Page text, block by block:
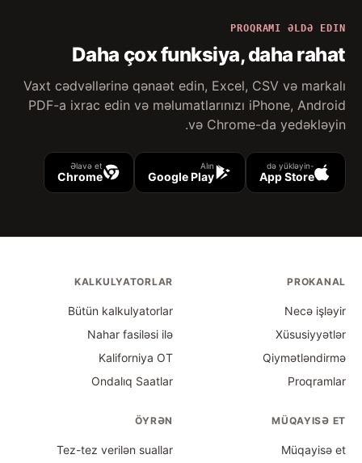
PROQRAMI ƏLDƏ EDIN
Daha çox funksiya, daha rahat
Vaxt cədvəllərinə qənaət edin, Excel, CSV və markalı
PDF-a ixrac edin və məlumatlarınızı iPhone, Android
və Chrome-da yedəkləyin.
-də yükləyin
App Store
Alın
Google Play
Əlavə et
Chrome
PROKANAL
Necə işləyir
Xüsusiyyətlər
Qiymətləndirmə
Proqramlar
KALKULYATORLAR
Bütün kalkulyatorlar
Nahar fasiləsi ilə
Kaliforniya OT
Ondalıq Saatlar
MÜQAYISƏ ET
Müqayisə et
ÖYRƏN
Tez-tez verilən suallar